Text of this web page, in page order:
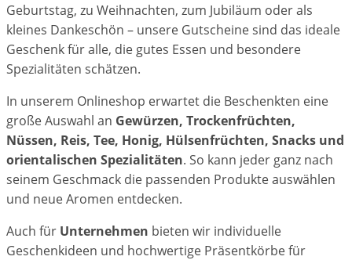
Geburtstag, zu Weihnachten, zum Jubiläum oder als
kleines Dankeschön – unsere Gutscheine sind das ideale
Geschenk für alle, die gutes Essen und besondere
Spezialitäten schätzen.
In unserem Onlineshop erwartet die Beschenkten eine
große Auswahl an Gewürzen, Trockenfrüchten,
Nüssen, Reis, Tee, Honig, Hülsenfrüchten, Snacks und
orientalischen Spezialitäten. So kann jeder ganz nach
seinem Geschmack die passenden Produkte auswählen
und neue Aromen entdecken.
Auch für Unternehmen bieten wir individuelle
Geschenkideen und hochwertige Präsentkörbe für